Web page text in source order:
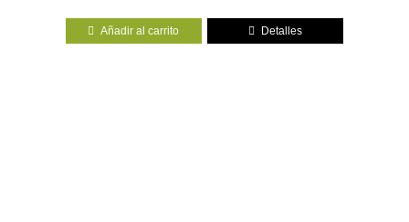
Añadir al carrito Detalles